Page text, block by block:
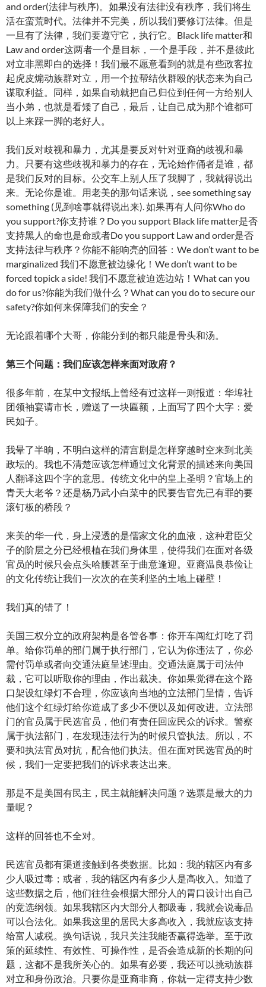
and order(法律与秩序)。如果没有法律没有秩序，我们将生
活在蛮荒时代。法律并不完美，所以我们要修订法律。但是
一旦有了法律，我们要遵守它，执行它。Black life matter和
Law and order这两者一个是目标，一个是手段，并不是彼此
对立非黑即白的选择！我们最不愿意看到的就是有些政客拉
起虎皮煽动族群对立，用一个拉帮结伙群殴的状态来为自己
谋取利益。同样，如果自动就把自己归位到任何一方给别人
当小弟，也就是看矮了自己，最后，让自己成为那个谁都可
以上来踩一脚的老好人。
我们反对歧视和暴力，尤其是要反对针对亚裔的歧视和暴
力。只要有这些歧视和暴力的存在，无论始作俑者是谁，都
是我们反对的目标。公交车上别人压了我脚了，我就得说出
来。无论你是谁。用老美的那句话来说，see something say
something (见到啥事就得说出来). 如果再有人问你Who do
you support?你支持谁？Do you support Black life matter是否
支持黑人的命也是命或者Do you support Law and order是否
支持法律与秩序？你能不能响亮的回答：We don’t want to be
marginalized 我们不愿意被边缘化！We don’t want to be
forced topick a side! 我们不愿意被迫选边站！What can you
do for us?你能为我们做什么？What can you do to secure our
safety?你如何来保障我们的安全？
无论跟着哪个大哥，你能分到的都只能是骨头和汤。
第三个问题：我们应该怎样来面对政府？
很多年前，在某中文报纸上曾经有过这样一则报道：华埠社
团领袖宴请市长，赠送了一块匾额，上面写了四个大字：爱
民如子。
我晕了半晌，不明白这样的清宫剧是怎样穿越时空来到北美
政坛的。我也不清楚应该怎样通过文化背景的描述来向美国
人翻译这四个字的意思。传统文化中的皇上圣明？官场上的
青天大老爷？还是杨乃武小白菜中的民要告官先已有罪的要
滚钉板的桥段？
来美的华一代，身上浸透的是儒家文化的血液，这种君臣父
子的阶层之分已经根植在我们身体里，使得我们在面对各级
官员的时候只会点头哈腰甚至于曲意逢迎。亚裔温良恭俭让
的文化传统让我们一次次的在美利坚的土地上碰壁！
我们真的错了！
美国三权分立的政府架构是各管各事：你开车闯红灯吃了罚
单。给你罚单的部门属于执行部门，它认为你违法了，你必
需付罚单或者向交通法庭呈述理由。交通法庭属于司法仲
裁，它可以听取你的理由，作出裁决。你如果觉得在这个路
口架设红绿灯不合理，你应该向当地的立法部门呈情，告诉
他们这个红绿灯给你造成了多少不便以及如何改进。立法部
门的官员属于民选官员，他们有责任回应民众的诉求。警察
属于执法部门，在发现违法行为的时候只管执法。所以，不
要和执法官员对抗，配合他们执法。但在面对民选官员的时
候，我们一定要把我们的诉求表达出来。
那是不是美国有民主，民主就能解决问题？选票是最大的力
量呢？
这样的回答也不全对。
民选官员都有渠道接触到各类数据。比如：我的辖区内有多
少人吸过毒；或者，我的辖区内有多少人是高收入。知道了
这些数据之后，他们往往会根据大部分人的胃口设计出自己
的竞选纲领。如果我辖区内大部分人都吸毒，我就会说毒品
可以合法化。如果我这里的居民大多高收入，我就应该支持
给富人减税。换句话说，我只关注我能否赢得选举。至于政
策的延续性、有效性、可操作性，是否会造成新的长期的问
题，这都不是我所关心的。如果有必要，我还可以挑动族群
对立和身份政治。只要你是亚裔非裔，你就一定得支持少数